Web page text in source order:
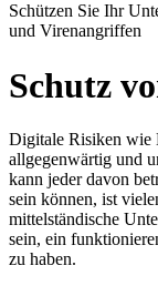
Schützen Sie Ihr
und Virenangriffen
Schutz
Digitale Risiken wie
allgegenwärtig und
kann jeder davon
sein können, ist
mittelständische
sein, ein
zu haben.